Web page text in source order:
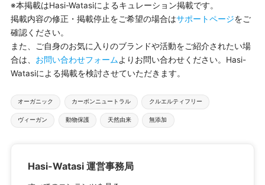
※本掲載はHasi-Watasiによるキュレーション掲載です。
掲載内容の修正・掲載停止をご希望の場合はサポートページをご
確認ください。
また、ご自身のお気に入りのブランドや活動をご紹介されたい場
合は、 お問い合わせフォームよりお問い合わせください。Hasi-
Watasiによる掲載を検討させていただきます。
タ
グ：
オーガニック カーボンニュートラル クルエルティフリー
ヴィーガン 動物保護 天然由来 無添加
Hasi-Watasi 運営事務局